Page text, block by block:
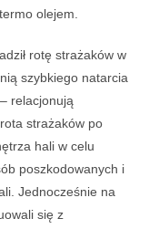
olejem.
rotę strażaków w
szybkiego natarcia
relacjonują
strażaków po
hali w celu
poszkodowanych i
Jednocześnie na
się z